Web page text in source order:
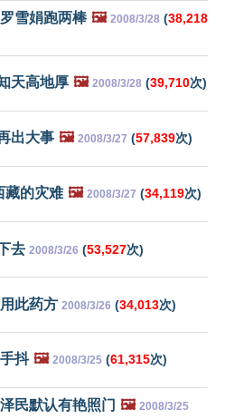
雪娟跑两棒 🖼️ 2008/3/28 (38,218
天高地厚 🖼️ 2008/3/28 (39,710次)
出大事 🖼️ 2008/3/27 (57,839次)
藏的灾难 🖼️ 2008/3/27 (34,119次)
去 2008/3/26 (53,527次)
此药方 2008/3/26 (34,013次)
抖 🖼️ 2008/3/25 (61,315次)
民默认有艳照门 🖼️ 2008/3/25